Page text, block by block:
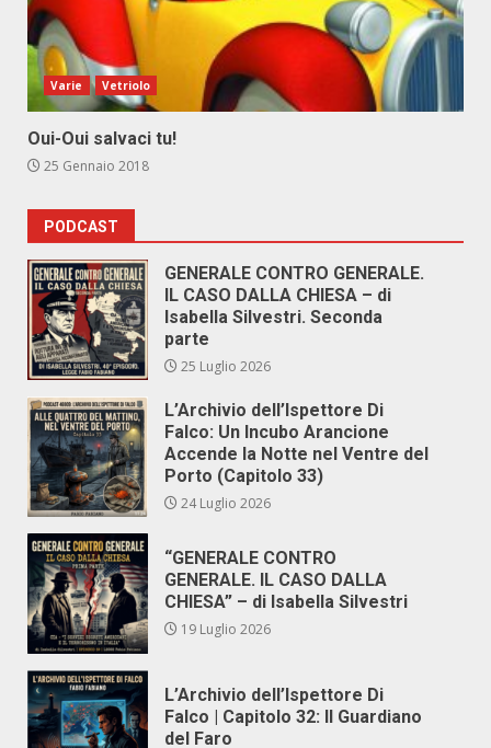
Varie Vetriolo
Oui-Oui salvaci tu!
25 Gennaio 2018
PODCAST
GENERALE CONTRO GENERALE.
IL CASO DALLA CHIESA – di
Isabella Silvestri. Seconda
parte
25 Luglio 2026
L’Archivio dell’Ispettore Di
Falco: Un Incubo Arancione
Accende la Notte nel Ventre del
Porto (Capitolo 33)
24 Luglio 2026
“GENERALE CONTRO
GENERALE. IL CASO DALLA
CHIESA” – di Isabella Silvestri
19 Luglio 2026
L’Archivio dell’Ispettore Di
Falco | Capitolo 32: Il Guardiano
del Faro